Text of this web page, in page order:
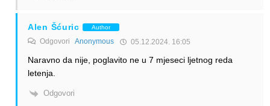
Alen Šćuric Author
Odgovori Anonymous 05.12.2024. 16:05
Naravno da nije, poglavito ne u 7 mjeseci ljetnog reda
letenja.
Odgovori